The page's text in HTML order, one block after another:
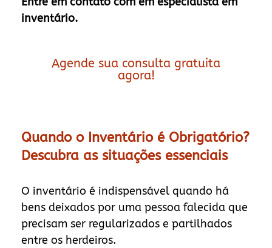
inventário.
Agende sua consulta gratuita
agora!
Quando o Inventário é Obrigatório?
Descubra as situações essenciais
O inventário é indispensável quando há
bens deixados por uma pessoa falecida que
precisam ser regularizados e partilhados
entre os herdeiros.